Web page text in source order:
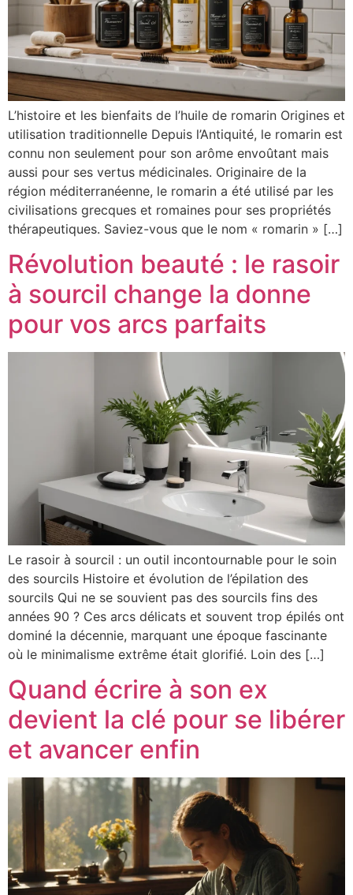
L’histoire et les bienfaits de l’huile de romarin Origines et
utilisation traditionnelle Depuis l’Antiquité, le romarin est
connu non seulement pour son arôme envoûtant mais
aussi pour ses vertus médicinales. Originaire de la
région méditerranéenne, le romarin a été utilisé par les
civilisations grecques et romaines pour ses propriétés
thérapeutiques. Saviez-vous que le nom « romarin » […]
Révolution beauté : le rasoir
à sourcil change la donne
pour vos arcs parfaits
Le rasoir à sourcil : un outil incontournable pour le soin
des sourcils Histoire et évolution de l’épilation des
sourcils Qui ne se souvient pas des sourcils fins des
années 90 ? Ces arcs délicats et souvent trop épilés ont
dominé la décennie, marquant une époque fascinante
où le minimalisme extrême était glorifié. Loin des […]
Quand écrire à son ex
devient la clé pour se libérer
et avancer enfin